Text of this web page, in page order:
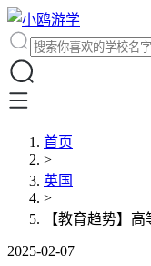
首页
>
英国
>
【教育趋势】
2025-02-07